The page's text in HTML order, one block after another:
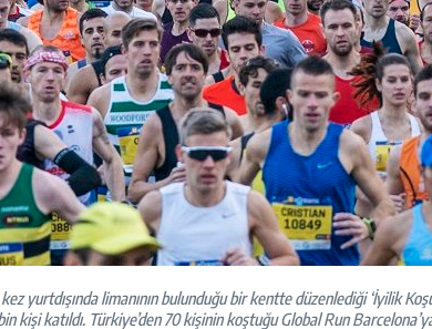
yurtdışında limanının bulunduğu bir kentte düzenlediği ‘İyilik
kişi katıldı. Türkiye’den 70 kişinin koştuğu Global Run